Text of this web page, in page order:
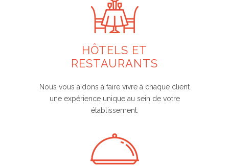
HÔTELS ET
RESTAURANTS
Nous vous aidons à faire vivre à chaque client
une expérience unique au sein de votre
établissement.